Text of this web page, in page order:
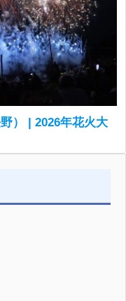
） | 2026年花火大